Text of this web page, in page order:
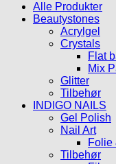
Alle Produkter
Beautystones
Acrylgel
Crystals
Flat
Mix
Glitter
Tilbehør
INDIGO NAILS
Gel Polish
Nail Art
Folie
Tilbehør